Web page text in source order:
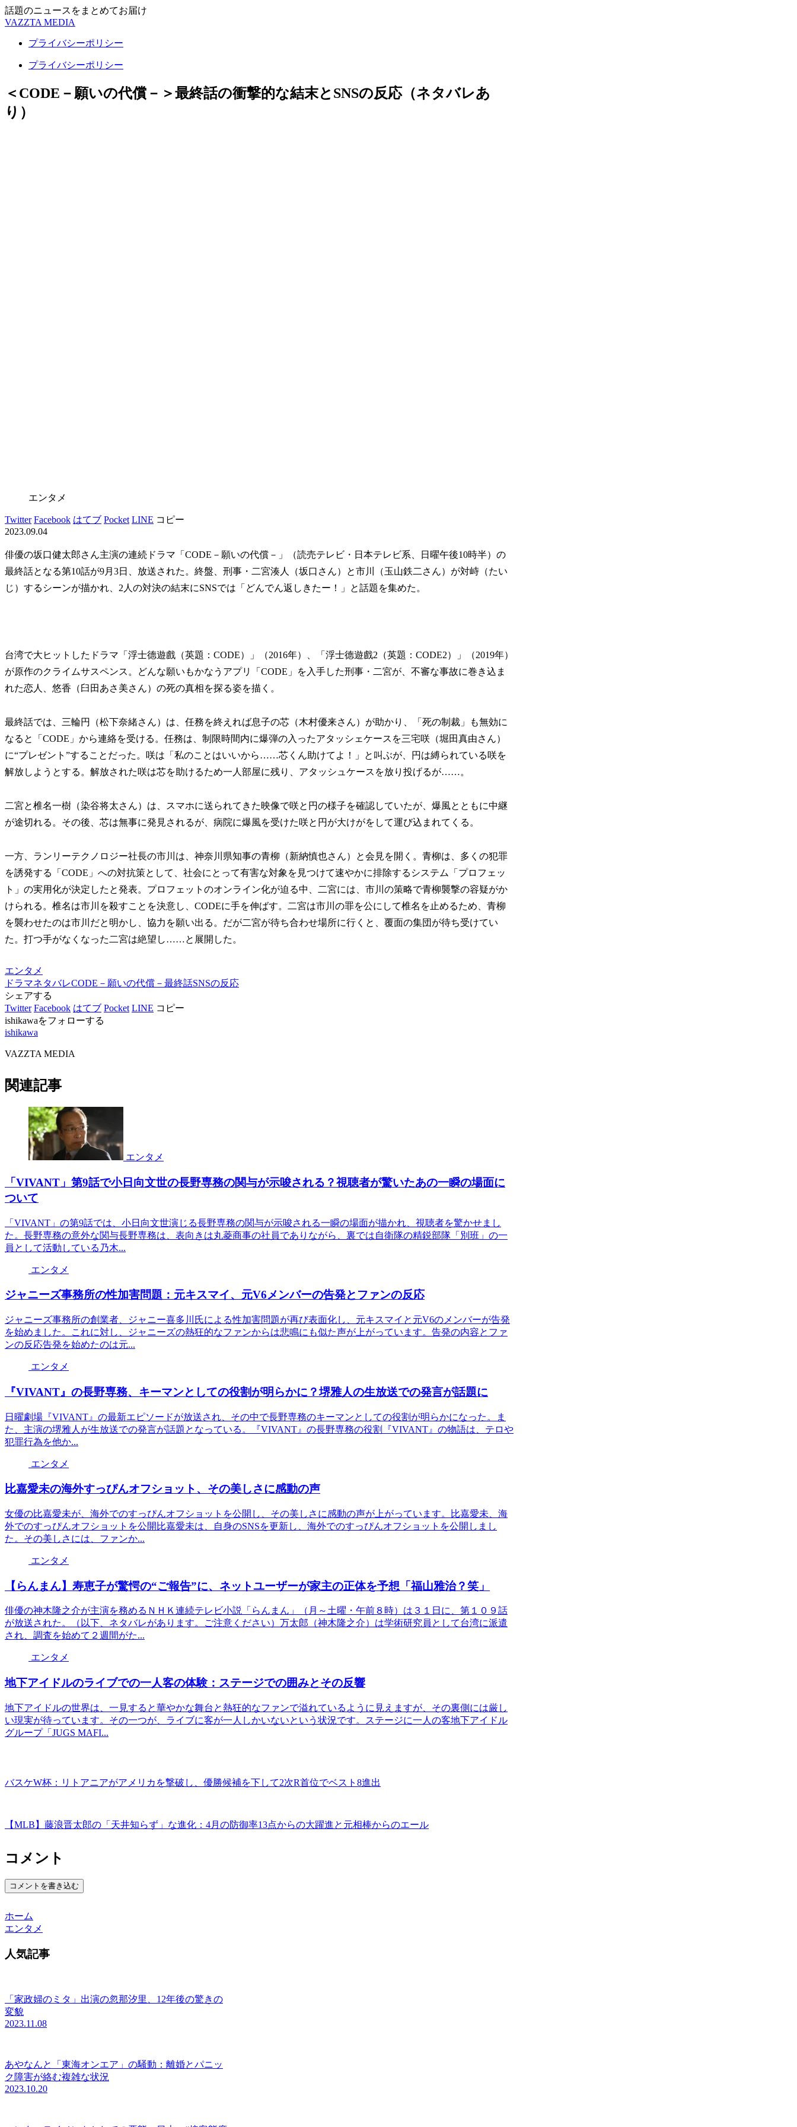
話題のニュースをまとめてお届け
VAZZTA MEDIA
プライバシーポリシー
プライバシーポリシー
＜CODE－願いの代償－＞最終話の衝撃的な結末とSNSの反応（ネタバレあ
り）
エンタメ
Twitter Facebook はてブ Pocket LINE コピー
2023.09.04
俳優の坂口健太郎さん主演の連続ドラマ「CODE－願いの代償－」（読売テレビ・日本テレビ系、日曜午後10時半）の
最終話となる第10話が9月3日、放送された。終盤、刑事・二宮湊人（坂口さん）と市川（玉山鉄二さん）が対峙（たい
じ）するシーンが描かれ、2人の対決の結末にSNSでは「どんでん返しきたー！」と話題を集めた。
台湾で大ヒットしたドラマ「浮士德遊戲（英題：CODE）」（2016年）、「浮士德遊戲2（英題：CODE2）」（2019年）
が原作のクライムサスペンス。どんな願いもかなうアプリ「CODE」を入手した刑事・二宮が、不審な事故に巻き込ま
れた恋人、悠香（臼田あさ美さん）の死の真相を探る姿を描く。
最終話では、三輪円（松下奈緒さん）は、任務を終えれば息子の芯（木村優来さん）が助かり、「死の制裁」も無効に
なると「CODE」から連絡を受ける。任務は、制限時間内に爆弾の入ったアタッシェケースを三宅咲（堀田真由さん）
に“プレゼント”することだった。咲は「私のことはいいから……芯くん助けてよ！」と叫ぶが、円は縛られている咲を
解放しようとする。解放された咲は芯を助けるため一人部屋に残り、アタッシュケースを放り投げるが……。
二宮と椎名一樹（染谷将太さん）は、スマホに送られてきた映像で咲と円の様子を確認していたが、爆風とともに中継
が途切れる。その後、芯は無事に発見されるが、病院に爆風を受けた咲と円が大けがをして運び込まれてくる。
一方、ランリーテクノロジー社長の市川は、神奈川県知事の青柳（新納慎也さん）と会見を開く。青柳は、多くの犯罪
を誘発する「CODE」への対抗策として、社会にとって有害な対象を見つけて速やかに排除するシステム「プロフェッ
ト」の実用化が決定したと発表。プロフェットのオンライン化が迫る中、二宮には、市川の策略で青柳襲撃の容疑がか
けられる。椎名は市川を殺すことを決意し、CODEに手を伸ばす。二宮は市川の罪を公にして椎名を止めるため、青柳
を襲わせたのは市川だと明かし、協力を願い出る。だが二宮が待ち合わせ場所に行くと、覆面の集団が待ち受けてい
た。打つ手がなくなった二宮は絶望し……と展開した。
エンタメ
ドラマネタバレCODE－願いの代償－ 最終話SNSの反応
シェアする
Twitter Facebook はてブ Pocket LINE コピー
ishikawaをフォローする
ishikawa
VAZZTA MEDIA
関連記事
エンタメ
「VIVANT」第9話で小日向文世の長野専務の関与が示唆される？視聴者が驚いたあの一瞬の場面に
ついて
「VIVANT」の第9話では、小日向文世演じる長野専務の関与が示唆される一瞬の場面が描かれ、視聴者を驚かせまし
た。長野専務の意外な関与長野専務は、表向きは丸菱商事の社員でありながら、裏では自衛隊の精鋭部隊「別班」の一
員として活動している乃木...
エンタメ
ジャニーズ事務所の性加害問題：元キスマイ、元V6メンバーの告発とファンの反応
ジャニーズ事務所の創業者、ジャニー喜多川氏による性加害問題が再び表面化し、元キスマイと元V6のメンバーが告発
を始めました。これに対し、ジャニーズの熱狂的なファンからは悲鳴にも似た声が上がっています。告発の内容とファ
ンの反応告発を始めたのは元...
エンタメ
『VIVANT』の長野専務、キーマンとしての役割が明らかに？堺雅人の生放送での発言が話題に
日曜劇場『VIVANT』の最新エピソードが放送され、その中で長野専務のキーマンとしての役割が明らかになった。ま
た、主演の堺雅人が生放送での発言が話題となっている。『VIVANT』の長野専務の役割『VIVANT』の物語は、テロや
犯罪行為を他か...
エンタメ
比嘉愛未の海外すっぴんオフショット、その美しさに感動の声
女優の比嘉愛未が、海外でのすっぴんオフショットを公開し、その美しさに感動の声が上がっています。比嘉愛未、海
外でのすっぴんオフショットを公開比嘉愛未は、自身のSNSを更新し、海外でのすっぴんオフショットを公開しまし
た。その美しさには、ファンか...
エンタメ
【らんまん】寿恵子が驚愕の“ご報告”に、ネットユーザーが家主の正体を予想「福山雅治？笑」
俳優の神木隆之介が主演を務めるＮＨＫ連続テレビ小説「らんまん」（月～土曜・午前８時）は３１日に、第１０９話
が放送された。（以下、ネタバレがあります。ご注意ください）万太郎（神木隆之介）は学術研究員として台湾に派遣
され、調査を始めて２週間がた...
エンタメ
地下アイドルのライブでの一人客の体験：ステージでの囲みとその反響
地下アイドルの世界は、一見すると華やかな舞台と熱狂的なファンで溢れているように見えますが、その裏側には厳し
い現実が待っています。その一つが、ライブに客が一人しかいないという状況です。ステージに一人の客地下アイドル
グループ「JUGS MAFI...
バスケW杯：リトアニアがアメリカを撃破し、優勝候補を下して2次R首位でベスト8進出
【MLB】藤浪晋太郎の「天井知らず」な進化：4月の防御率13点からの大躍進と元相棒からのエール
コメント
コメントを書き込む
ホーム
エンタメ
人気記事
「家政婦のミタ」出演の忽那汐里、12年後の驚きの
変貌
2023.11.08
あやなんと「東海オンエア」の騒動：離婚とパニッ
ク障害が絡む複雑な状況
2023.10.20